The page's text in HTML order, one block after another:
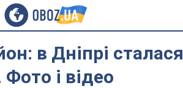
в Дніпрі сталася
і відео